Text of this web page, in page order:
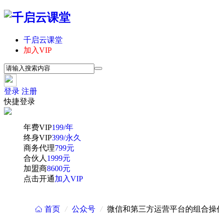
千启云课堂
加入VIP
登录 注册
快捷登录
年费VIP199/年
终身VIP399/永久
商务代理799元
合伙人 1999元
加盟商8600元
点击开通加入VIP
 首页 / 公众号 / 微信和第三方运营平台的组合操